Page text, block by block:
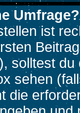
Umfrage?
ist
solltest
sehen
die